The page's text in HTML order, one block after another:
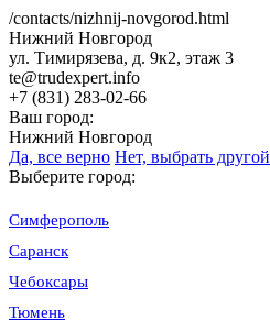
/contacts/nizhnij-novgorod.html
Нижний Новгород
ул. Тимирязева, д. 9к2, этаж 3
te@trudexpert.info
+7 (831) 283-02-66
Ваш город:
Нижний Новгород
Да, все верно Нет, выбрать другой
Выберите город:
Симферополь
Саранск
Чебоксары
Тюмень